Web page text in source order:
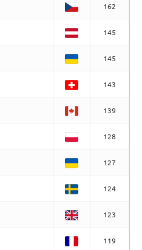
162
145
145
143
139
128
127
124
123
119